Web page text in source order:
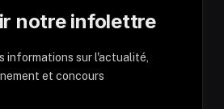
notre infolettre
informations sur l'actualité,
et concours